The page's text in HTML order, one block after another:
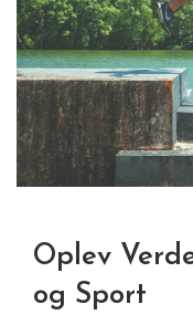
Oplev
og Sport